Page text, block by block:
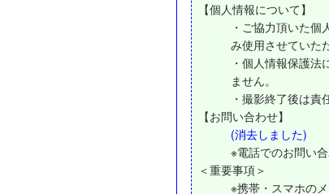
【個人情報について】
・ご協力頂いた
み使用させていた
・個人情報保護
ません。
・撮影終了後は責
【お問い合わせ】
(消去しました)
※電話でのお問い
＜重要事項＞
※携帯・スマホの